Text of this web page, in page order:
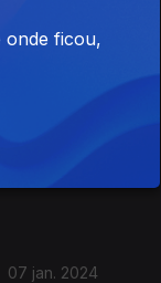
07 jan. 2024
onde ficou,